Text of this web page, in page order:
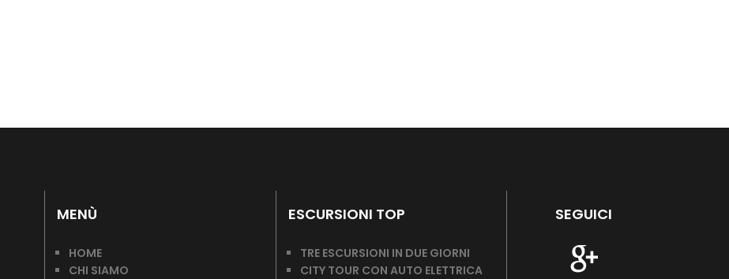
MENÙ
HOME
CHI SIAMO
ESCURSIONI TOP
TRE ESCURSIONI IN DUE GIORNI
CITY TOUR CON AUTO ELETTRICA
SEGUICI